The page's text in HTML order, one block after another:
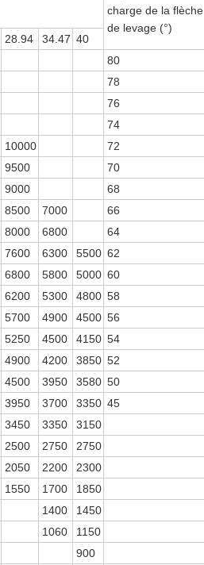
charge de la flèche
de levage (°)
28.94 34.47 40
80
78
76
74
10000 72
9500 70
9000 68
8500 7000 66
8000 6800 64
7600 6300 5500 62
6800 5800 5000 60
6200 5300 4800 58
5700 4900 4500 56
5250 4500 4150 54
4900 4200 3850 52
4500 3950 3580 50
3950 3700 3350 45
3450 3350
3150
2500 2750
2750
2050 2200
2300
1550 1700
1850
1400
1450
1060
1150
900